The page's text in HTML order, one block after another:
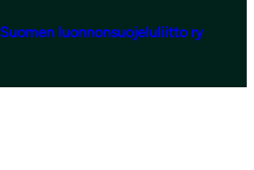
Suomen luonnonsuojeluliitto ry